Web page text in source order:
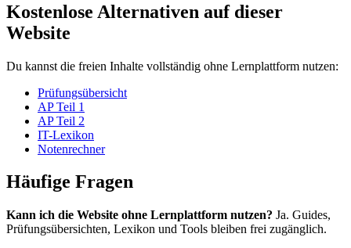
Kostenlose Alternativen auf dieser
Website
Du kannst die freien Inhalte vollständig ohne Lernplattform nutzen:
Prüfungsübersicht
AP Teil 1
AP Teil 2
IT-Lexikon
Notenrechner
Häufige Fragen
Kann ich die Website ohne Lernplattform nutzen? Ja. Guides,
Prüfungsübersichten, Lexikon und Tools bleiben frei zugänglich.